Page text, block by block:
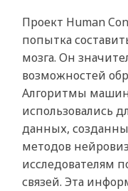
Проект Human
попытка
мозга. Он
возможностей
Алгоритмы
использовались
данных,
методов
исследователям
связей. Эта